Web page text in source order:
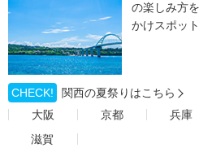
の楽しみ方
かけスポッ
CHECK!
関西の夏祭りはこちら
大阪
京都 兵庫
滋賀